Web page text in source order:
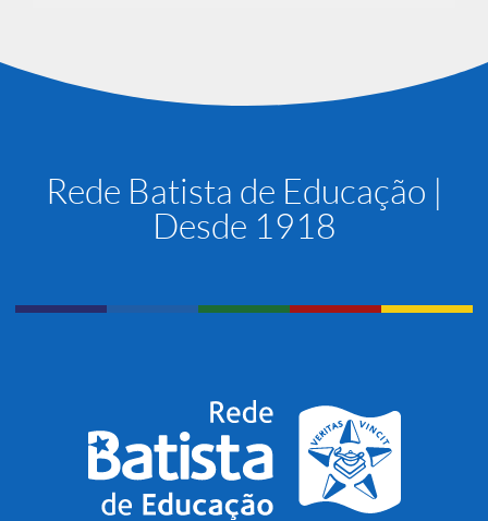
Rede Batista de Educação |
Desde 1918